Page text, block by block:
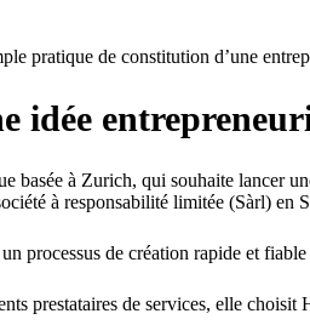
pratique de constitution d’une
idée
basée à Zurich, qui souhaite lancer
à responsabilité limitée (Sàrl) en
processus de création rapide et
prestataires de services, elle